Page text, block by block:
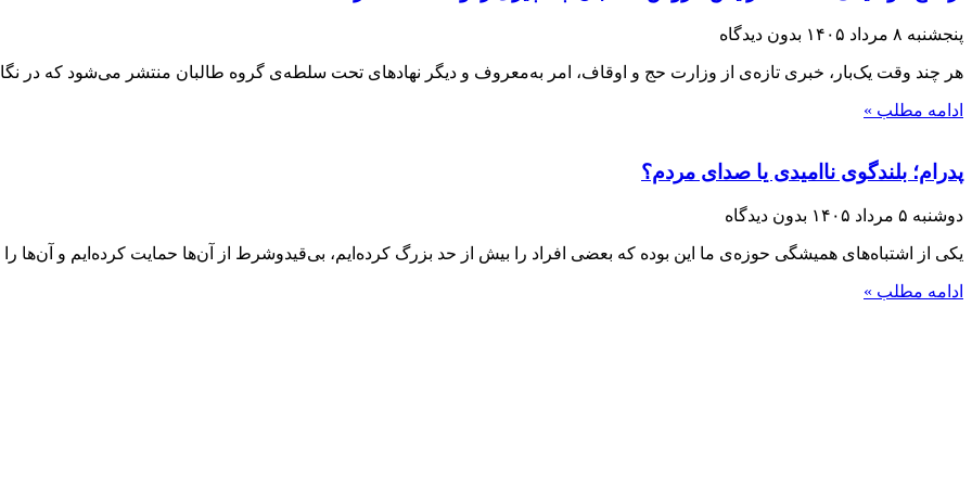
پنجشنبه ۸ مرداد ۱۴۰۵ بدون دیدگاه
هر چند وقت یک‌بار، خبری تازه‌ی از وزارت حج و اوقاف، امر به‌معروف و دیگر نهادهای تحت سلطه‌ی گروه طالبان منتشر می‌شود که در
ادامه مطلب »
پدرام؛ بلندگوی ناامیدی یا صدای مردم؟
دوشنبه ۵ مرداد ۱۴۰۵ بدون دیدگاه
یکی از اشتباه‌های همیشگی حوزه‌ی ما این بوده که بعضی افراد را بیش از حد بزرگ کرده‌ایم، بی‌قیدوشرط از آن‌ها حمایت کرده‌ایم و آن‌ها را
ادامه مطلب »